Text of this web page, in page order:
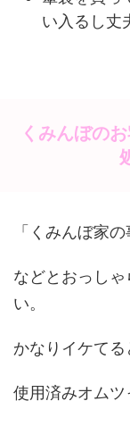
い入るし丈
くみんぼの
「くみんぼ家
などとおっし
い。
かなりイケてる
使用済みオムツ